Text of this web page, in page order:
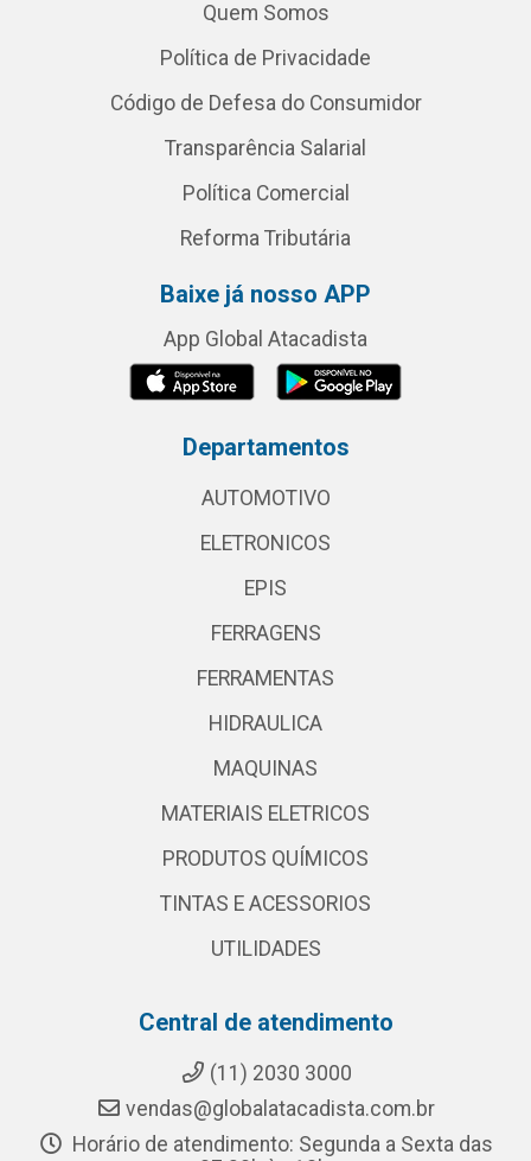
Quem Somos
Política de Privacidade
Código de Defesa do Consumidor
Transparência Salarial
Política Comercial
Reforma Tributária
Baixe já nosso APP
App Global Atacadista
Departamentos
AUTOMOTIVO
ELETRONICOS
EPIS
FERRAGENS
FERRAMENTAS
HIDRAULICA
MAQUINAS
MATERIAIS ELETRICOS
PRODUTOS QUÍMICOS
TINTAS E ACESSORIOS
UTILIDADES
Central de atendimento
(11) 2030 3000
vendas@globalatacadista.com.br
Horário de atendimento: Segunda a Sexta das